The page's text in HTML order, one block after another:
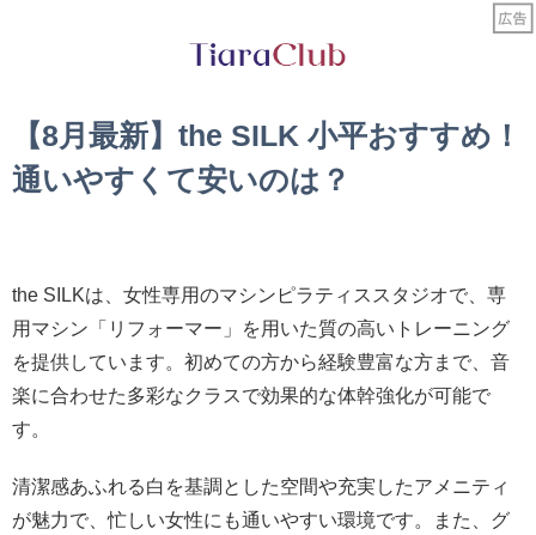
【8月最新】the SILK 小平おすすめ！
通いやすくて安いのは？
the SILKは、女性専用のマシンピラティススタジオで、専
用マシン「リフォーマー」を用いた質の高いトレーニング
を提供しています。初めての方から経験豊富な方まで、音
楽に合わせた多彩なクラスで効果的な体幹強化が可能で
す。
清潔感あふれる白を基調とした空間や充実したアメニティ
が魅力で、忙しい女性にも通いやすい環境です。また、グ